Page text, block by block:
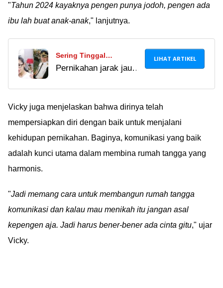
"Tahun 2024 kayaknya pengen punya jodoh, pengen ada
ibu lah buat anak-anak," lanjutnya.
Sering Tinggal
Berjauhan, Fitri Carlina
pada Istri!
Pernikahan jarak jauh
kalau sampai
diposesifin suami
begini, apa nggak
Ã°ÂÂ¤Â
LIHAT ARTIKEL
Vicky juga menjelaskan bahwa dirinya telah
mempersiapkan diri dengan baik untuk menjalani
kehidupan pernikahan. Baginya, komunikasi yang baik
adalah kunci utama dalam membina rumah tangga yang
harmonis.
"Jadi memang cara untuk membangun rumah tangga
komunikasi dan kalau mau menikah itu jangan asal
kepengen aja. Jadi harus bener-bener ada cinta gitu," ujar
Vicky.